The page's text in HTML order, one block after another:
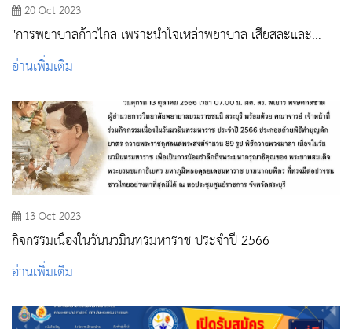
20 Oct 2023
"การพยาบาลก้าวไกล เพราะน้ำใจเหล่าพยาบาล เสียสละและ
บริการ ตามปณิธานสมเด็จพระบรมราชชนนี"
อ่านเพิ่มเติม
13 Oct 2023
กิจกรรมเนื่องในวันนวมินทรมหาราช ประจำปี 2566
อ่านเพิ่มเติม